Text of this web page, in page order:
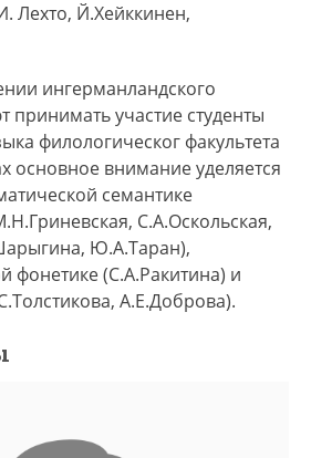
Лехто, Й.Хейккинен,
ингерманландского
принимать участие студенты
филологическог факультета
основное внимание уделяется
семантике
С.А.Оскольская,
Ю.А.Таран),
фонетике (С.А.Ракитина) и
А.Е.Доброва).